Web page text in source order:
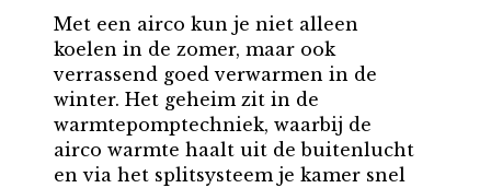
Met een airco kun je niet alleen
koelen in de zomer, maar ook
verrassend goed verwarmen in de
winter. Het geheim zit in de
warmtepomptechniek, waarbij de
airco warmte haalt uit de buitenlucht
en via het splitsysteem je kamer snel